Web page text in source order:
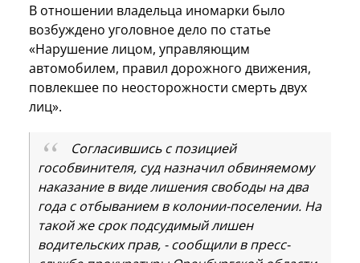
В отношении владельца иномарки было
возбуждено уголовное дело по статье
«Нарушение лицом, управляющим
автомобилем, правил дорожного движения,
повлекшее по неосторожности смерть двух
лиц».
Согласившись с позицией
гособвинителя, суд назначил обвиняемому
наказание в виде лишения свободы на два
года с отбыванием в колонии-поселении. На
такой же срок подсудимый лишен
водительских прав, - сообщили в пресс-